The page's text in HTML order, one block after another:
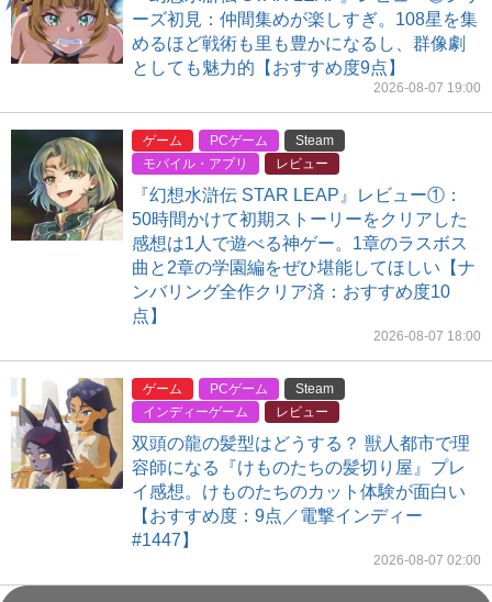
ーズ初見：仲間集めが楽しすぎ。108星を集
めるほど戦術も里も豊かになるし、群像劇
としても魅力的【おすすめ度9点】
2026-08-07 19:00
ゲーム PCゲーム
Steam
モバイル・アプリ
レビュー
『幻想水滸伝 STAR LEAP』レビュー①：
50時間かけて初期ストーリーをクリアした
感想は1人で遊べる神ゲー。1章のラスボス
曲と2章の学園編をぜひ堪能してほしい【ナ
ンバリング全作クリア済：おすすめ度10
点】
2026-08-07 18:00
ゲーム PCゲーム
Steam
インディーゲーム
レビュー
双頭の龍の髪型はどうする？ 獣人都市で理
容師になる『けものたちの髪切り屋』プレ
イ感想。けものたちのカット体験が面白い
【おすすめ度：9点／電撃インディー
#1447】
2026-08-07 02:00